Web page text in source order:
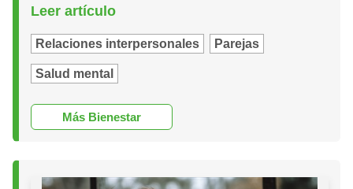
Leer artículo
Relaciones interpersonales Parejas
Salud mental
Más Bienestar